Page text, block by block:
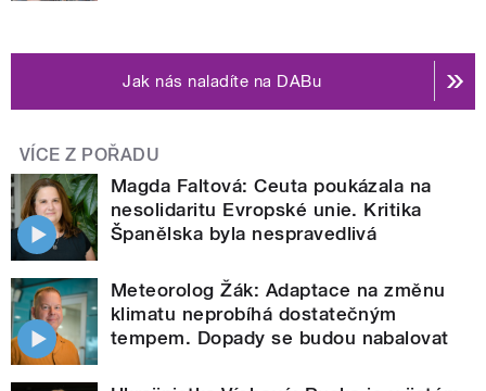
Jak nás naladíte na DABu
VÍCE Z POŘADU
Magda Faltová: Ceuta poukázala na
nesolidaritu Evropské unie. Kritika
Španělska byla nespravedlivá
Meteorolog Žák: Adaptace na změnu
klimatu neprobíhá dostatečným
tempem. Dopady se budou nabalovat